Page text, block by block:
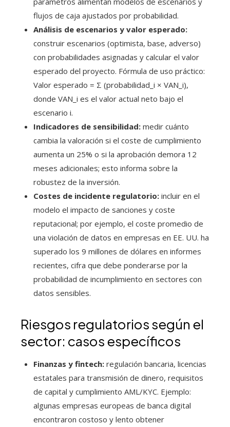
flujos de caja ajustados por probabilidad.
Análisis de escenarios y valor esperado:
construir escenarios (optimista, base, adverso)
con probabilidades asignadas y calcular el valor
esperado del proyecto. Fórmula de uso práctico:
Valor esperado = Σ (probabilidad_i × VAN_i),
donde VAN_i es el valor actual neto bajo el
escenario i.
Indicadores de sensibilidad: medir cuánto
cambia la valoración si el coste de cumplimiento
aumenta un 25% o si la aprobación demora 12
meses adicionales; esto informa sobre la
robustez de la inversión.
Costes de incidente regulatorio: incluir en el
modelo el impacto de sanciones y coste
reputacional; por ejemplo, el coste promedio de
una violación de datos en empresas en EE. UU. ha
superado los 9 millones de dólares en informes
recientes, cifra que debe ponderarse por la
probabilidad de incumplimiento en sectores con
datos sensibles.
Riesgos regulatorios según el
sector: casos específicos
Finanzas y fintech: regulación bancaria, licencias
estatales para transmisión de dinero, requisitos
de capital y cumplimiento AML/KYC. Ejemplo:
algunas empresas europeas de banca digital
encontraron costoso y lento obtener